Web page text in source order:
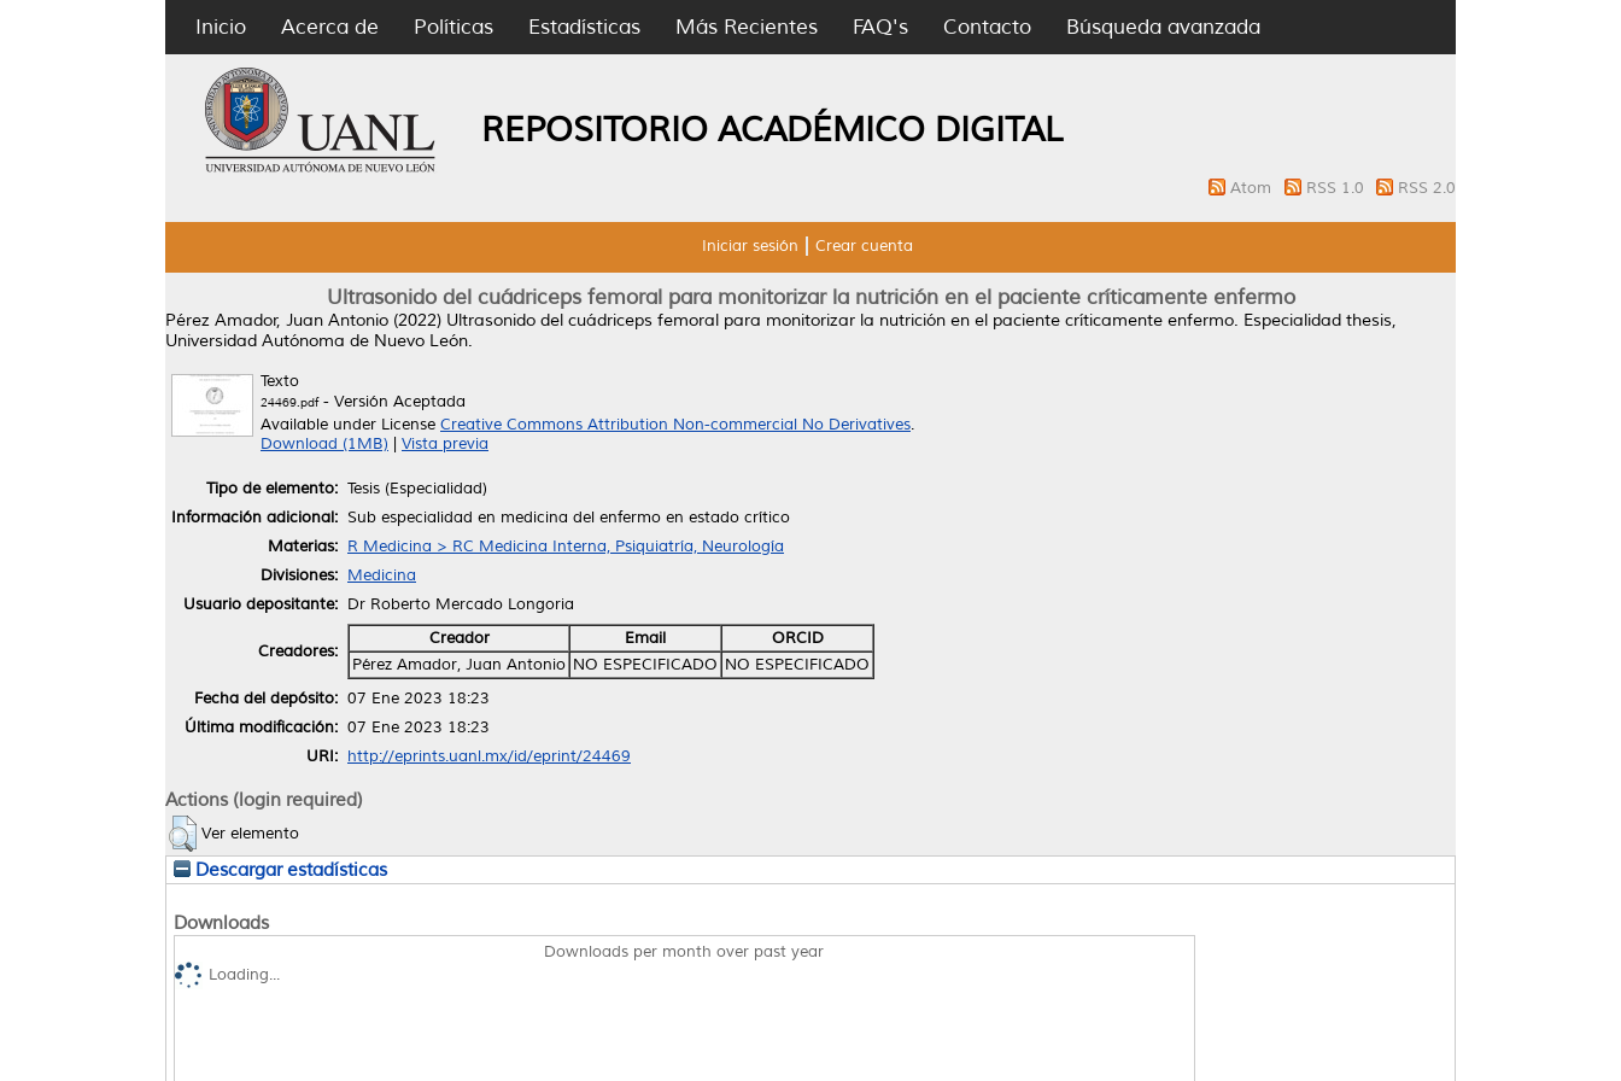
Inicio Acerca de Políticas Estadísticas Más Recientes FAQ's Contacto Búsqueda avanzada
REPOSITORIO ACADÉMICO DIGITAL
Atom RSS 1.0 RSS 2.0
Iniciar sesión Crear cuenta
Ultrasonido del cuádriceps femoral para monitorizar la nutrición en el paciente críticamente enfermo
Pérez Amador, Juan Antonio (2022) Ultrasonido del cuádriceps femoral para monitorizar la nutrición en el paciente críticamente enfermo. Especialidad thesis,
Universidad Autónoma de Nuevo León.
Texto
24469.pdf- Versión Aceptada
Available under License Creative Commons Attribution Non-commercial No Derivatives.
Download (1MB)
Vista previa
Tipo de elemento: Tesis (Especialidad)
Información adicional: Sub especialidad en medicina del enfermo en estado crítico
Materias: R Medicina > RC Medicina Interna, Psiquiatría, Neurología
Divisiones: Medicina
Usuario depositante: Dr Roberto Mercado Longoria
Creadores:
Creador Email
ORCID
Pérez Amador, Juan Antonio NO ESPECIFICADO NO ESPECIFICADO
Fecha del depósito: 07 Ene 2023 18:23
Última modificación: 07 Ene 2023 18:23
URI: http://eprints.uanl.mx/id/eprint/24469
Actions (login required)
Ver elemento
Descargar estadísticas
Downloads
Downloads per month over past year
Loading...